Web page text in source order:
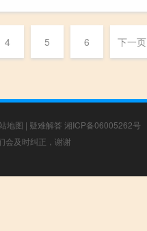
4 5 6 下一页
地图 | 疑难解答 湘ICP备06005262号
会及时纠正，谢谢